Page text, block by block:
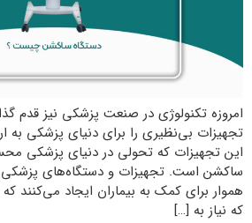
امروزه تکنولوژی در صنعت پزشکی نیز قدم
تجهیزات بی‌نظیری را برای دنیای پزشکی به
این تجهیزات که تحولی در دنیای پزشکی
ساکشن است. تجهیزات و دستگاه‌های
هموار برای کمک به بیماران ایجاد می‌کنند
که نیاز به […]